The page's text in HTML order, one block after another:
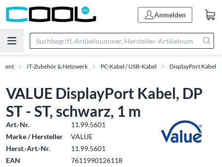
Anmelden
IT-Zubehör & Netzwerk PC-Kabel / USB-Kabel DisplayPort Kabel
VALUE DisplayPort Kabel, DP
ST - ST, schwarz, 1 m
Art.-Nr.
11.99.5601
Marke / Hersteller
VALUE
Herst.-Art.-Nr.
11.99.5601
EAN
7611990126118